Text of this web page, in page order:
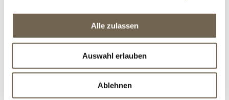
Alle zulassen
Auswahl erlauben
Ablehnen
PLZ
Ort
Email